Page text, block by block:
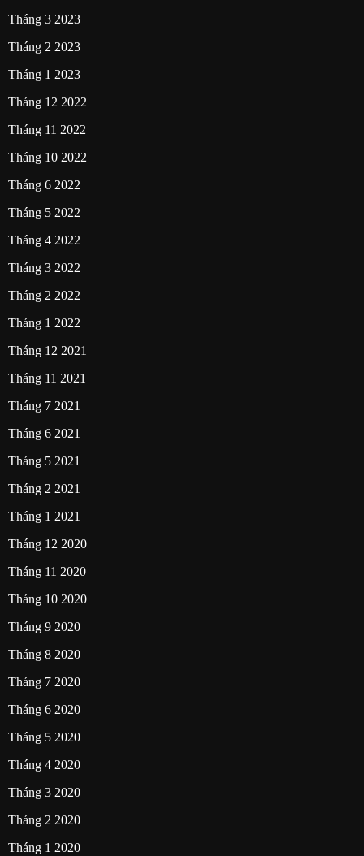
Tháng 3 2023
Tháng 2 2023
Tháng 1 2023
Tháng 12 2022
Tháng 11 2022
Tháng 10 2022
Tháng 6 2022
Tháng 5 2022
Tháng 4 2022
Tháng 3 2022
Tháng 2 2022
Tháng 1 2022
Tháng 12 2021
Tháng 11 2021
Tháng 7 2021
Tháng 6 2021
Tháng 5 2021
Tháng 2 2021
Tháng 1 2021
Tháng 12 2020
Tháng 11 2020
Tháng 10 2020
Tháng 9 2020
Tháng 8 2020
Tháng 7 2020
Tháng 6 2020
Tháng 5 2020
Tháng 4 2020
Tháng 3 2020
Tháng 2 2020
Tháng 1 2020